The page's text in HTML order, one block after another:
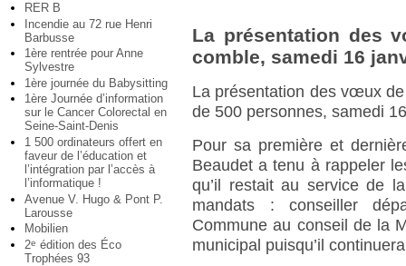
RER B
Incendie au 72 rue Henri
Barbusse
1ère rentrée pour Anne
Sylvestre
1ère journée du Babysitting
1ère Journée d’information
sur le Cancer Colorectal en
Seine-Saint-Denis
1 500 ordinateurs offert en
faveur de l’éducation et
l’intégration par l’accès à
l’informatique !
Avenue V. Hugo & Pont P.
Larousse
Mobilien
2e édition des Éco
Trophées 93
La présentation des
comble, samedi 16
La présentation des vœux
de 500 personnes, samedi
Pour sa première et
Beaudet a tenu à rappeler
qu’il restait au service de
mandats : conseiller
Commune au conseil de la
municipal puisqu’il